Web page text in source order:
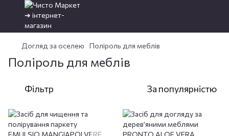
Догляд за оселею Поліроль для меблів
Поліроль для меблів
Фільтр За популярністю